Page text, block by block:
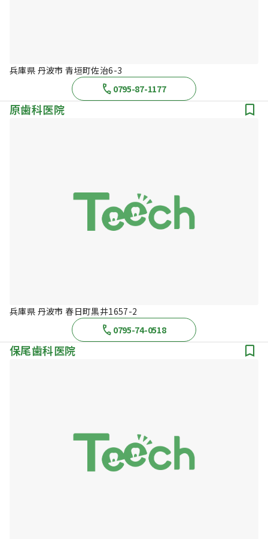
兵庫県 丹波市 青垣町佐治6-3
0795-87-1177
原歯科医院
兵庫県 丹波市 春日町黒井1657-2
0795-74-0518
保尾歯科医院